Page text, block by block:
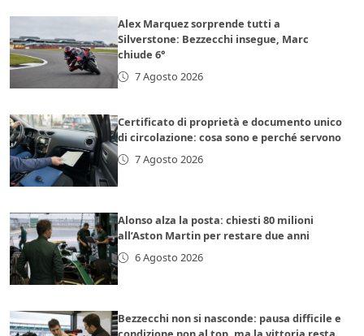
Alex Marquez sorprende tutti a
Silverstone: Bezzecchi insegue, Marc
chiude 6°
7 Agosto 2026
Certificato di proprietà e documento unico
di circolazione: cosa sono e perché servono
7 Agosto 2026
Alonso alza la posta: chiesti 80 milioni
all’Aston Martin per restare due anni
6 Agosto 2026
Bezzecchi non si nasconde: pausa difficile e